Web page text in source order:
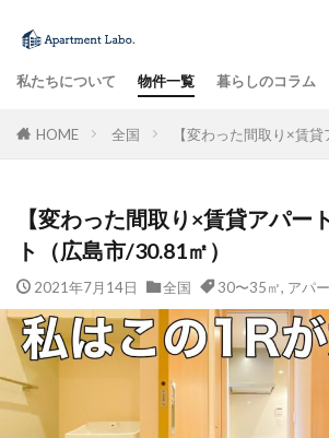
私たちについて 物件一覧 暮らしのコラム
HOME 全国 【変わった間取り×賃
【変わった間取り×賃貸アパー
ト（広島市/30.81㎡）
2021年7月14日 全国 30〜35㎡, アパ